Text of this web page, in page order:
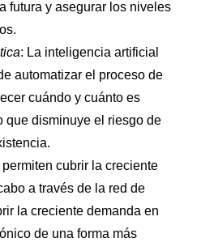
futura y asegurar los niveles
: La inteligencia artificial
automatizar el proceso de
cuándo y cuánto es
que disminuye el riesgo de
cubrir la creciente
a través de la red de
la creciente demanda en
de una forma más